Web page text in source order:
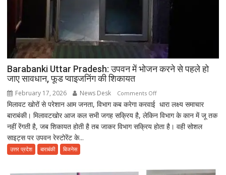
Barabanki Uttar Pradesh: उपवन में भोजन करने से पहले हो
जाए सावधान, फूड प्वाइजनिंग की शिकायत
February 17, 2026 News Desk Comments Offon
Barabanki
Uttar
Pradesh:
करने
मिलावट खोरों से परेशान आम जनता, विभाग कब करेगा करवाई धारा लक्ष्य समाचार
बाराबंकी। मिलावटखोर आज कल सभी जगह सक्रिय है, लेकिन विभाग के कान में जू तक
नहीं रेंगती है, जब शिकायत होती है तब जाकर विभाग सक्रिय होता है। वही सोशल
साइट्स पर उपवन रेस्टोरेंट के...
उत्तर प्रदेश बाराबंकी बिजनेस